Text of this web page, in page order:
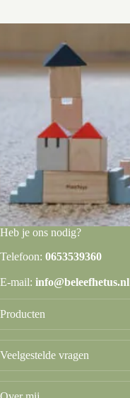
Heb je ons nodig?
Telefoon: 0653539360
E-mail: info@beleefhetus.nl
Producten
Veelgestelde vragen